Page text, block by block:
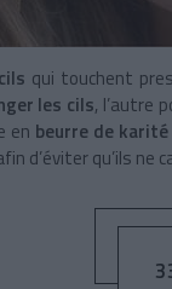
cils qui touchent
les cils, l’autre
en beurre de karité
d’éviter qu’ils ne